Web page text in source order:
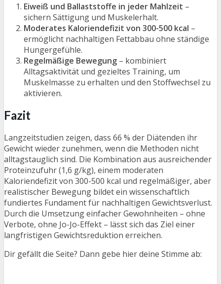
Eiweiß und Ballaststoffe in jeder Mahlzeit –
sichern Sättigung und Muskelerhalt.
Moderates Kaloriendefizit von 300-500 kcal –
ermöglicht nachhaltigen Fettabbau ohne ständige
Hungergefühle.
Regelmäßige Bewegung – kombiniert
Alltagsaktivität und gezieltes Training, um
Muskelmasse zu erhalten und den Stoffwechsel zu
aktivieren.
Fazit
Langzeitstudien zeigen, dass 66 % der Diätenden ihr
Gewicht wieder zunehmen, wenn die Methoden nicht
alltagstauglich sind. Die Kombination aus ausreichender
Proteinzufuhr (1,6 g/kg), einem moderaten
Kaloriendefizit von 300-500 kcal und regelmäßiger, aber
realistischer Bewegung bildet ein wissenschaftlich
fundiertes Fundament für nachhaltigen Gewichtsverlust.
Durch die Umsetzung einfacher Gewohnheiten – ohne
Verbote, ohne Jo-Jo-Effekt – lässt sich das Ziel einer
langfristigen Gewichtsreduktion erreichen.
Dir gefällt die Seite? Dann gebe hier deine Stimme ab: